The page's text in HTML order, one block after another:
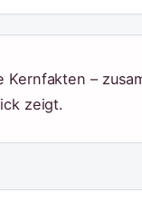
Kernfakten –
zeigt.